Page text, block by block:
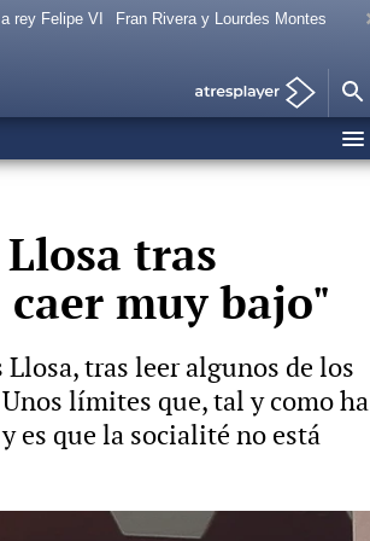
rey Felipe VI Fran Rivera y Lourdes Montes
tras
caer muy bajo"
tras leer algunos de los
límites que, tal y como ha
es que la socialité no está